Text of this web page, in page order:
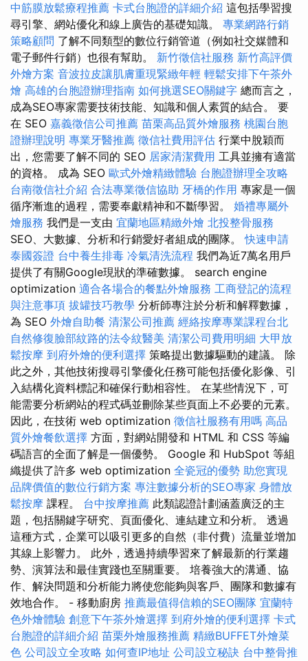
中筋膜放鬆療程推薦 卡式台胞證的詳細介紹 這包括學習搜
尋引擎、網站優化和線上廣告的基礎知識。 專業網路行銷
策略顧問 了解不同類型的數位行銷管道（例如社交媒體和
電子郵件行銷）也很有幫助。 新竹徵信社服務 新竹高評價
外燴方案 音波拉皮讓肌膚重現緊緻年輕 輕鬆安排下午茶外
燴 高雄的台胞證辦理指南 如何挑選SEO關鍵字 總而言之，
成為SEO專家需要技術技能、知識和個人素質的結合。 要
在 SEO 嘉義徵信公司推薦 苗栗高品質外燴服務 桃園台胞
證辦理說明 專業牙醫推薦 徵信社費用評估 行業中脫穎而
出，您需要了解不同的 SEO 居家清潔費用 工具並擁有適當
的資格。 成為 SEO 歐式外燴精緻體驗 台胞證辦理全攻略
台南徵信社介紹 合法專業徵信協助 牙橋的作用 專家是一個
循序漸進的過程，需要奉獻精神和不斷學習。 婚禮專屬外
燴服務 我們是一支由 宜蘭地區精緻外燴 北投整骨服務
SEO、大數據、分析和行銷愛好者組成的團隊。快速申請
泰國簽證 台中養生排毒 冷氣清洗流程 我們為近7萬名用戶
提供了有關Google現狀的準確數據。 search engine
optimization 適合各場合的餐點外燴服務 工商登記的流程
與注意事項 拔罐技巧教學 分析師專注於分析和解釋數據，
為 SEO 外燴自助餐 清潔公司推薦 經絡按摩專業課程台北
自然修復臉部紋路的法令紋醫美 清潔公司費用明細 大甲放
鬆按摩 到府外燴的便利選擇 策略提出數據驅動的建議。 除
此之外，其他技術搜尋引擎優化任務可能包括優化影像、引
入結構化資料標記和確保行動相容性。 在某些情況下，可
能需要分析網站的程式碼並刪除某些頁面上不必要的元素。
因此，在技術 web optimization 徵信社服務有用嗎 高品
質外燴餐飲選擇 方面，對網站開發和 HTML 和 CSS 等編
碼語言的全面了解是一個優勢。 Google 和 HubSpot 等組
織提供了許多 web optimization 全瓷冠的優勢 助您實現
品牌價值的數位行銷方案 專注數據分析的SEO專家 身體放
鬆按摩 課程。 台中按摩推薦 此類認證計劃涵蓋廣泛的主
題，包括關鍵字研究、頁面優化、連結建立和分析。 透過
這種方式，企業可以吸引更多的自然（非付費）流量並增加
其線上影響力。 此外，透過持續學習來了解最新的行業趨
勢、演算法和最佳實踐也至關重要。 培養強大的溝通、協
作、解決問題和分析能力將使您能夠與客戶、團隊和數據有
效地合作。 - 移動廚房 推薦最值得信賴的SEO團隊 宜蘭特
色外燴體驗 創意下午茶外燴選擇 到府外燴的便利選擇 卡式
台胞證的詳細介紹 苗栗外燴服務推薦 精緻BUFFET外燴菜
色 公司設立全攻略 如何查IP地址 公司設立秘訣 台中整骨推